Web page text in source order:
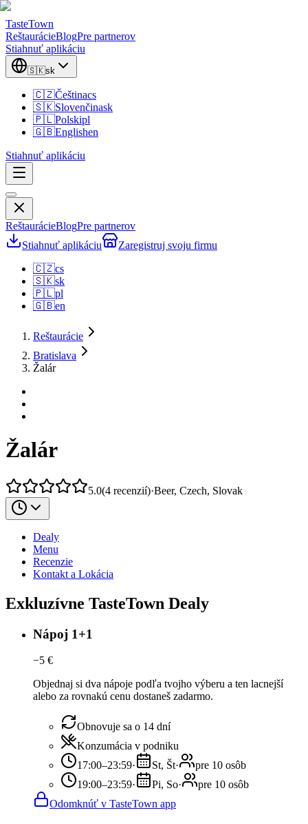
TasteTown
ReštaurácieBlogPre partnerov
Stiahnuť aplikáciu
🇸🇰sk
🇨🇿Češtinacs
🇸🇰Slovenčinask
🇵🇱Polskipl
🇬🇧Englishen
Stiahnuť aplikáciu
ReštaurácieBlogPre partnerov
Stiahnuť aplikáciu
Zaregistruj svoju firmu
🇨🇿cs
🇸🇰sk
🇵🇱pl
🇬🇧en
Reštaurácie
Bratislava
Žalár
Žalár
5.0(4 recenzií)·Beer, Czech, Slovak
Dealy
Menu
Recenzie
Kontakt a Lokácia
Exkluzívne TasteTown Dealy
Nápoj 1+1
−5 €
Objednaj si dva nápoje podľa tvojho výberu a ten lacnejší
alebo za rovnakú cenu dostaneš zadarmo.
Obnovuje sa o 14 dní
Konzumácia v podniku
17:00–23:59· St, Št·
pre 10 osôb
19:00–23:59· Pi, So·
pre 10 osôb
Odomknúť v TasteTown app